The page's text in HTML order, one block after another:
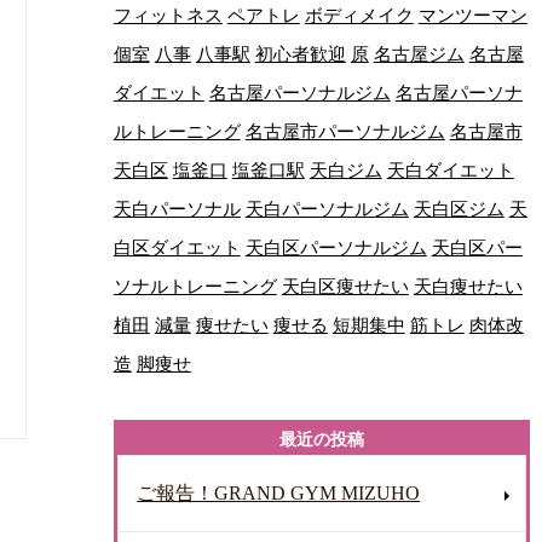
フィットネス ペアトレ ボディメイク マンツーマン
個室 八事 八事駅 初心者歓迎 原 名古屋ジム 名古屋
ダイエット 名古屋パーソナルジム 名古屋パーソナ
ルトレーニング 名古屋市パーソナルジム 名古屋市
天白区 塩釜口 塩釜口駅 天白ジム 天白ダイエット
天白パーソナル 天白パーソナルジム 天白区ジム 天
白区ダイエット 天白区パーソナルジム 天白区パー
ソナルトレーニング 天白区痩せたい 天白痩せたい
植田 減量 痩せたい 痩せる 短期集中 筋トレ 肉体改
造 脚痩せ
最近の投稿
ご報告！GRAND GYM MIZUHO